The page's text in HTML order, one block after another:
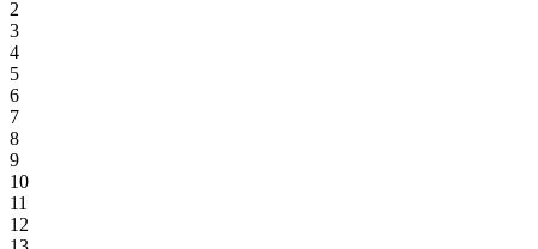
2
3
4
5
6
7
8
9
10
11
12